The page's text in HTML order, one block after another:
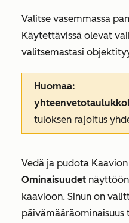
Valitse vasemmassa
Käytettävissä olevat
valitsemastasi
Huomaa:
tuloksen rajoitus
Vedä ja pudota
Ominaisuudet näyttöön
kaavioon. Sinun on
päivämääräominaisuus